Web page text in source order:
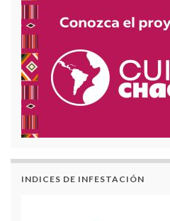
INDICES DE INFESTACIÓN